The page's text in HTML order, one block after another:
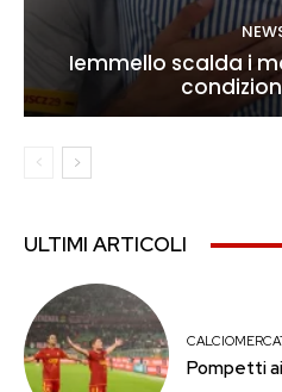
Iemmello scalda i
ULTIMI ARTICOLI
Pompetti